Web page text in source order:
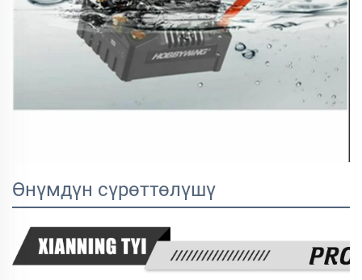
Өнүмдүн сүрөттөлүшү